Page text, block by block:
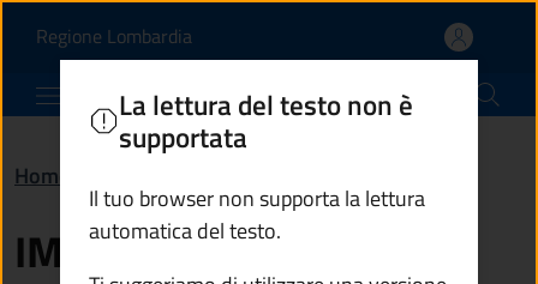
IMU ANNO 2026 |
Regione Lombardia(apre in un'altra scheda).
Comune di Edolo
Home
IMU ANNO 2026
La lettura del testo non è
supportata
Il tuo browser non supporta la lettura
automatica del testo.